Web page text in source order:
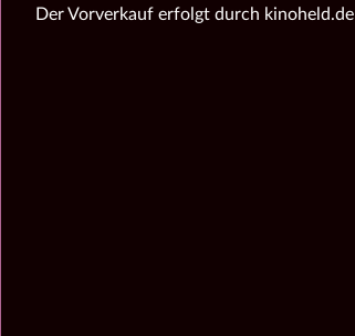
Der Vorverkauf erfolgt durch kinoheld.de